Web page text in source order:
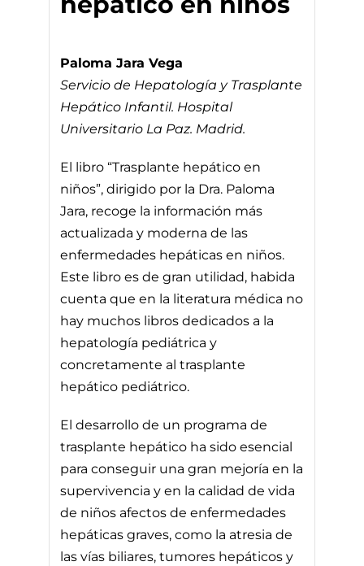
Paloma Jara Vega
Servicio de Hepatología y Trasplante
Hepático Infantil. Hospital
Universitario La Paz. Madrid.
El libro “Trasplante hepático en
niños”, dirigido por la Dra. Paloma
Jara, recoge la información más
actualizada y moderna de las
enfermedades hepáticas en niños.
Este libro es de gran utilidad, habida
cuenta que en la literatura médica no
hay muchos libros dedicados a la
hepatología pediátrica y
concretamente al trasplante
hepático pediátrico.
El desarrollo de un programa de
trasplante hepático ha sido esencial
para conseguir una gran mejoría en la
supervivencia y en la calidad de vida
de niños afectos de enfermedades
hepáticas graves, como la atresia de
las vías biliares, tumores hepáticos y